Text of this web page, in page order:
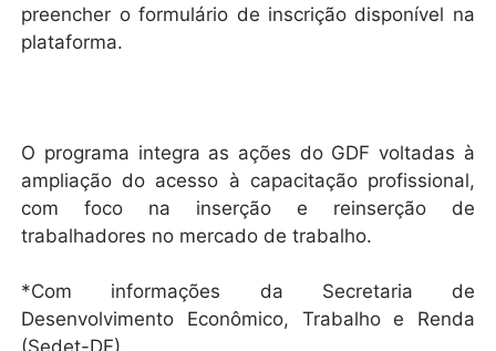
preencher o formulário de inscrição disponível na
plataforma.
O programa integra as ações do GDF voltadas à
ampliação do acesso à capacitação profissional,
com foco na inserção e reinserção de
trabalhadores no mercado de trabalho.
*Com informações da Secretaria de
Desenvolvimento Econômico, Trabalho e Renda